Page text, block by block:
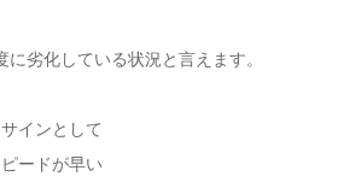
劣化している状況と言えます。
インとして
ードが早い